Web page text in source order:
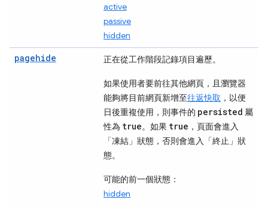
active
passive
hidden
pagehide 正在從工作階段記錄項目遍歷。
如果使用者要前往其他網頁，且瀏覽器
能夠將目前網頁新增至往返快取 ，以便
日後重複使用，則事件的 persisted 屬
性為 true。如果 true ，頁面會進入
「凍結」 狀態，否則會進入「終止」 狀
態。
可能的前一個狀態：
hidden